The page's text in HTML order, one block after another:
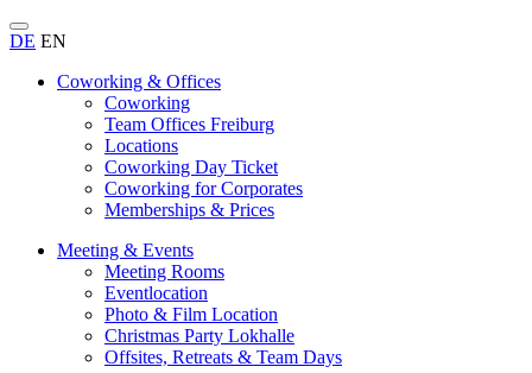
DE EN
Coworking & Offices
Coworking
Team Offices Freiburg
Locations
Coworking Day Ticket
Coworking for Corporates
Memberships & Prices
Meeting & Events
Meeting Rooms
Eventlocation
Photo & Film Location
Christmas Party Lokhalle
Offsites, Retreats & Team Days